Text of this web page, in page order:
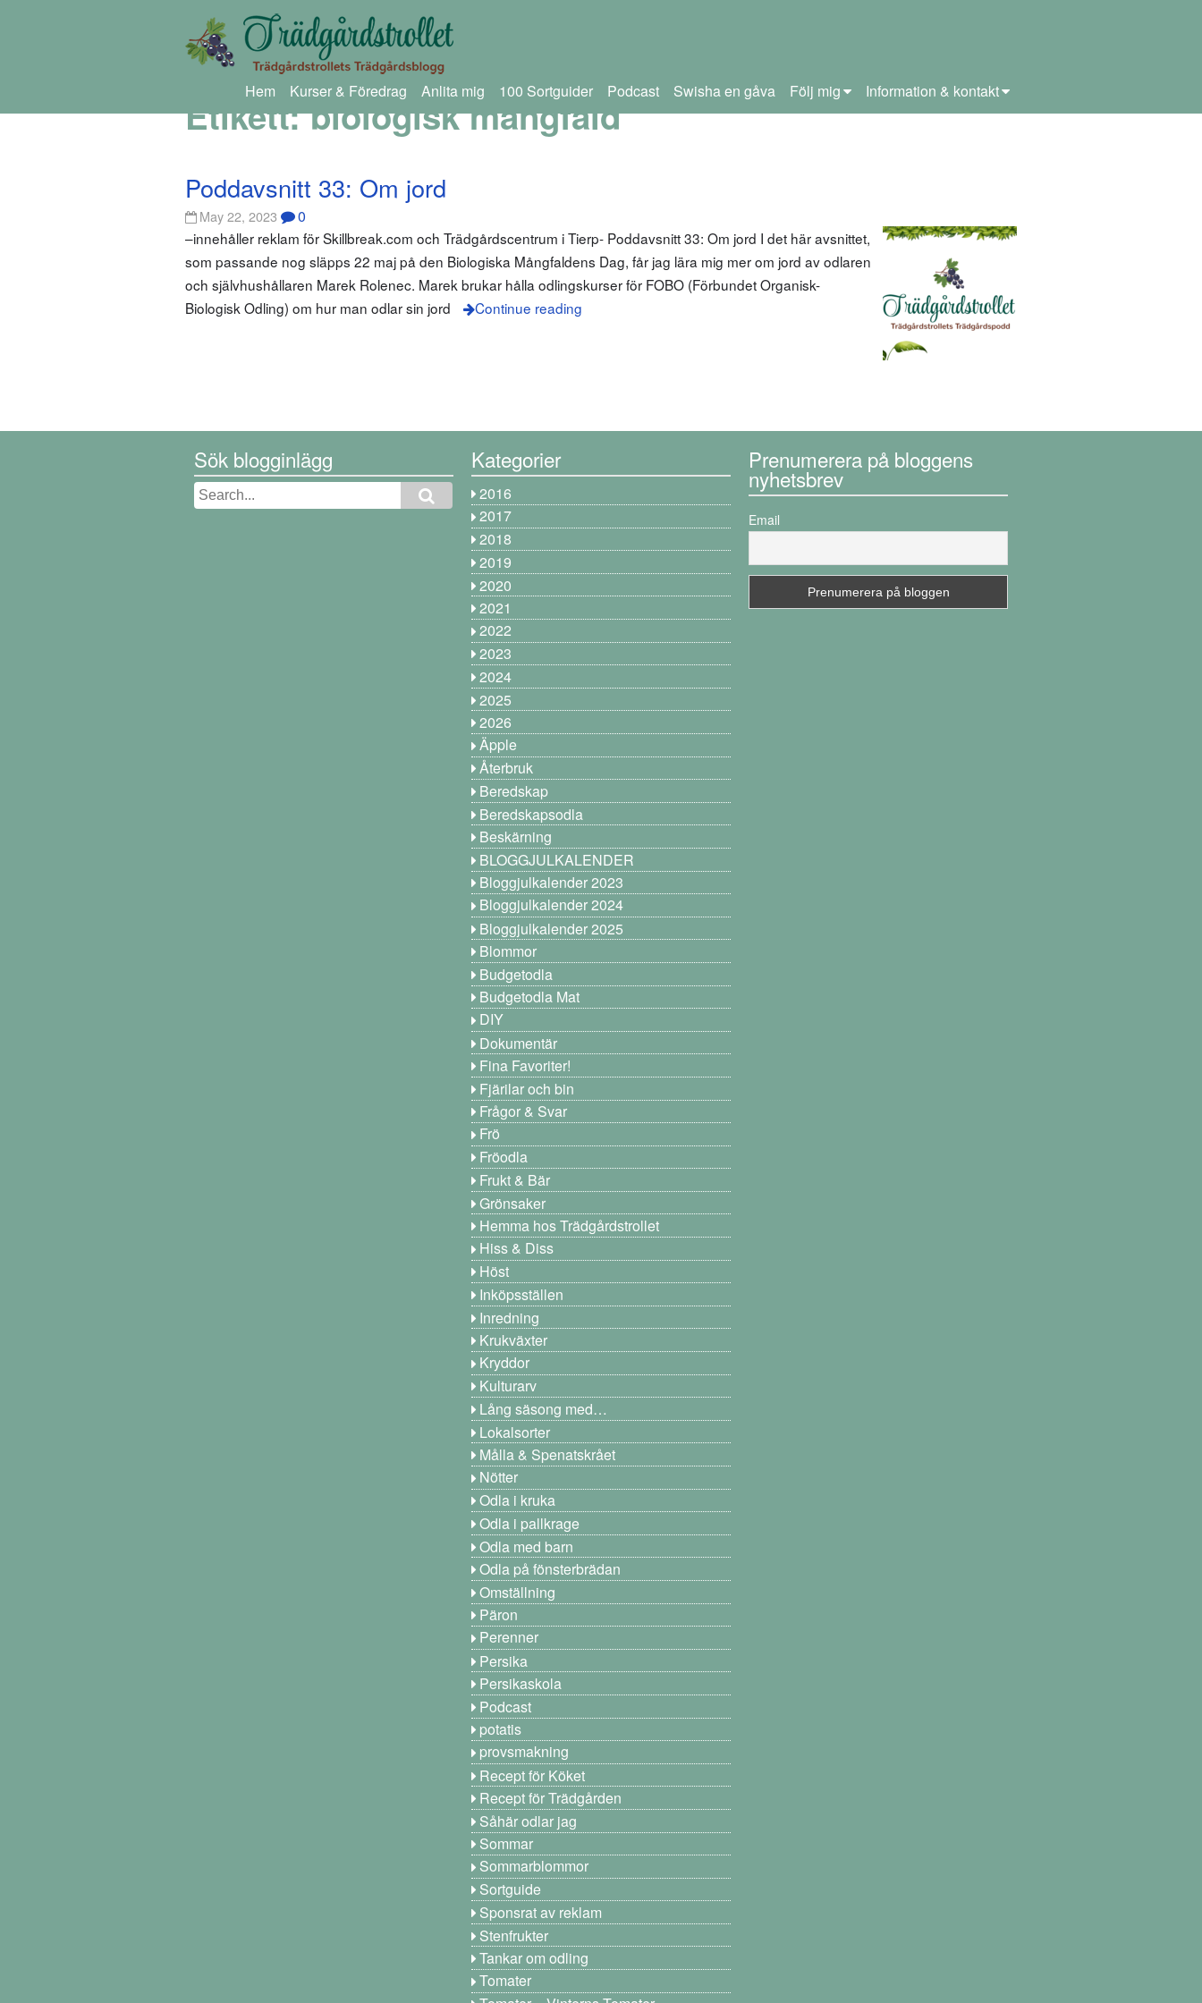
Hem Kurser & Föredrag Anlita mig 100 Sortguider Podcast Swisha en gåva Följ mig Information & kontakt
Etikett:biologisk mångfald
Poddavsnitt 33: Om jord
May 22, 2023 0
–innehåller reklam för Skillbreak.com och Trädgårdscentrum i Tierp- Poddavsnitt 33: Om jord I det här avsnittet,
som passande nog släpps 22 maj på den Biologiska Mångfaldens Dag, får jag lära mig mer om jord av odlaren
och självhushållaren Marek Rolenec. Marek brukar hålla odlingskurser för FOBO (Förbundet Organisk-
Biologisk Odling) om hur man odlar sin jord
Continue reading
Sök blogginlägg Kategorier
2016
2017
2018
2019
2020
2021
2022
2023
2024
2025
2026
Äpple
Återbruk
Beredskap
Beredskapsodla
Beskärning
BLOGGJULKALENDER
Bloggjulkalender 2023
Bloggjulkalender 2024
Bloggjulkalender 2025
Blommor
Budgetodla
Budgetodla Mat
DIY
Dokumentär
Fina Favoriter!
Fjärilar och bin
Frågor & Svar
Frö
Fröodla
Frukt & Bär
Grönsaker
Hemma hos Trädgårdstrollet
Hiss & Diss
Höst
Inköpsställen
Inredning
Krukväxter
Kryddor
Kulturarv
Lång säsong med…
Lokalsorter
Målla & Spenatskrået
Nötter
Odla i kruka
Odla i pallkrage
Odla med barn
Odla på fönsterbrädan
Omställning
Päron
Perenner
Persika
Persikaskola
Podcast
potatis
provsmakning
Recept för Köket
Recept för Trädgården
Såhär odlar jag
Sommar
Sommarblommor
Sortguide
Sponsrat av reklam
Stenfrukter
Tankar om odling
Tomater
Prenumerera på bloggens
nyhetsbrev
Email